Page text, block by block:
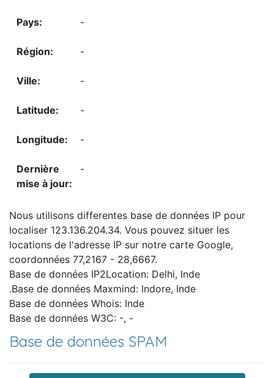
-
-
-
-
-
-
Nous utilisons differentes base de données IP pour
localiser 123.136.204.34. Vous pouvez situer les
locations de l'adresse IP sur notre carte Google,
coordonnées 77,2167 - 28,6667.
Base de données IP2Location: Delhi, Inde
.Base de données Maxmind: Indore, Inde
Base de données Whois: Inde
Base de données W3C: -, -
Base de données SPAM